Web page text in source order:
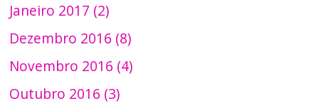
Janeiro 2017 (2)
Dezembro 2016 (8)
Novembro 2016 (4)
Outubro 2016 (3)